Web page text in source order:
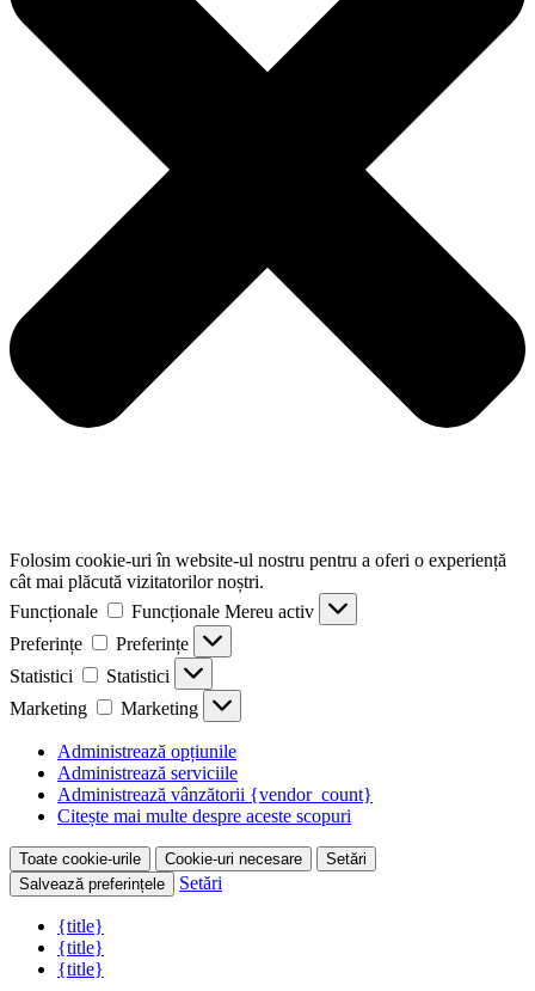
Folosim cookie-uri în website-ul nostru pentru a oferi o experiență
cât mai plăcută vizitatorilor noștri.
Funcționale
Funcționale Mereu activ
Preferințe
Preferințe
Statistici
Statistici
Marketing
Marketing
Administrează opțiunile
Administrează serviciile
Administrează vânzătorii {vendor_count}
Citește mai multe despre aceste scopuri
Toate cookie-urile Cookie-uri necesare
Setări
Salvează preferințele
Setări
{title}
{title}
{title}